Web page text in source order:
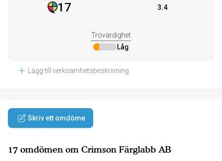
17
3.4
Trovärdighet
Låg
Lägg till verksamhetsbeskrivning
Skriv ett omdöme
17 omdömen om Crimson Färglabb AB